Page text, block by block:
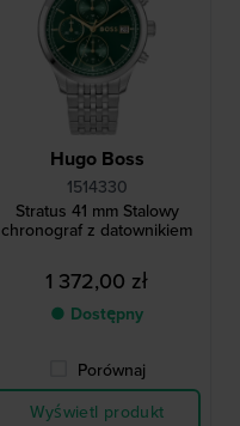
Hugo Boss
1514330
Stratus 41 mm Stalowy
chronograf z datownikiem
1 372,00 zł
● Dostępny
Porównaj
Wyświetl produkt